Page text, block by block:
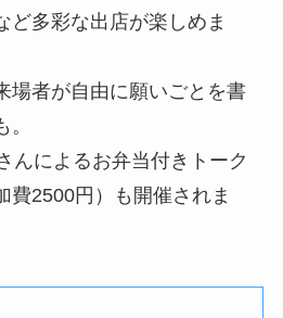
ど多彩な出店が楽しめま
場者が自由に願いごとを書
んによるお弁当付きトーク
費2500円）も開催されま